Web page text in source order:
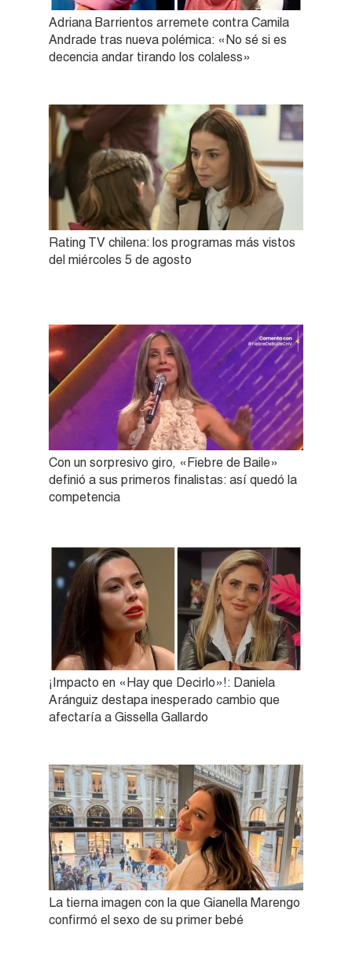
Adriana Barrientos arremete contra Camila
Andrade tras nueva polémica: «No sé si es
decencia andar tirando los colaless»
Rating TV chilena: los programas más vistos
del miércoles 5 de agosto
Con un sorpresivo giro, «Fiebre de Baile»
definió a sus primeros finalistas: así quedó la
competencia
¡Impacto en «Hay que Decirlo»!: Daniela
Aránguiz destapa inesperado cambio que
afectaría a Gissella Gallardo
La tierna imagen con la que Gianella Marengo
confirmó el sexo de su primer bebé